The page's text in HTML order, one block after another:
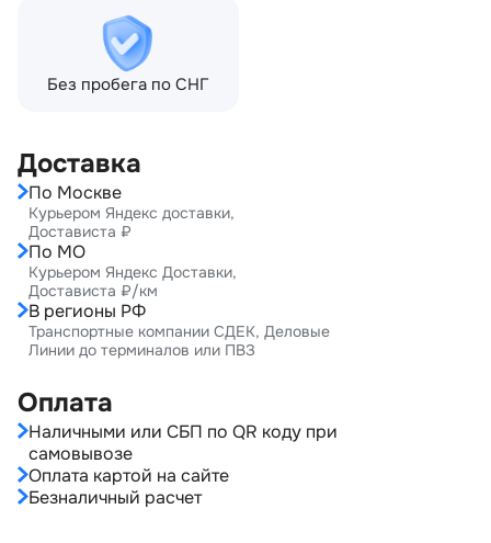
Без пробега по СНГ
Доставка
По Москве
Курьером Яндекс доставки,
Достависта ₽
По МО
Курьером Яндекс Доставки,
Достависта ₽/км
В регионы РФ
Транспортные компании СДЕК, Деловые
Линии до терминалов или ПВЗ
Оплата
Наличными или СБП по QR коду при
самовывозе
Оплата картой на сайте
Безналичный расчет